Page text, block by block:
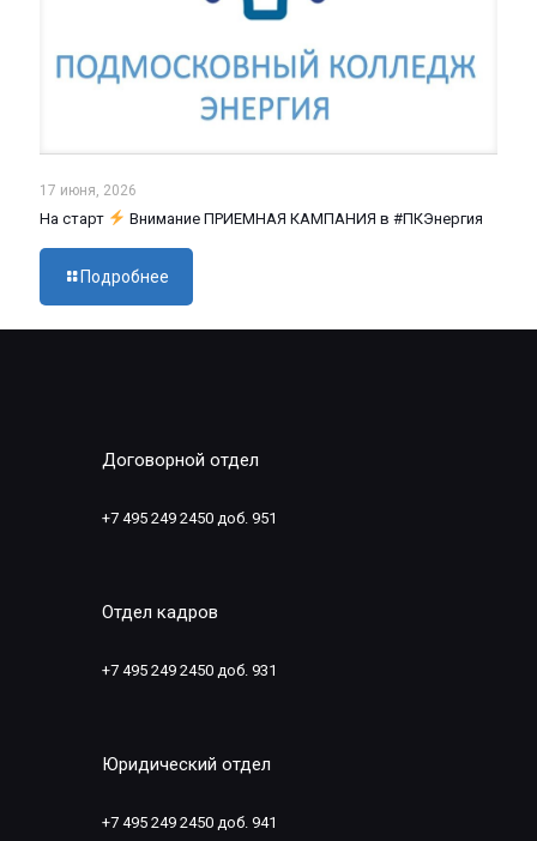
17 июня, 2026
На старт Внимание ПРИЕМНАЯ КАМПАНИЯ в #ПКЭнергия
Подробнее
Договорной отдел
+7 495 249 2450 доб. 951
Отдел кадров
+7 495 249 2450 доб. 931
Юридический отдел
+7 495 249 2450 доб. 941